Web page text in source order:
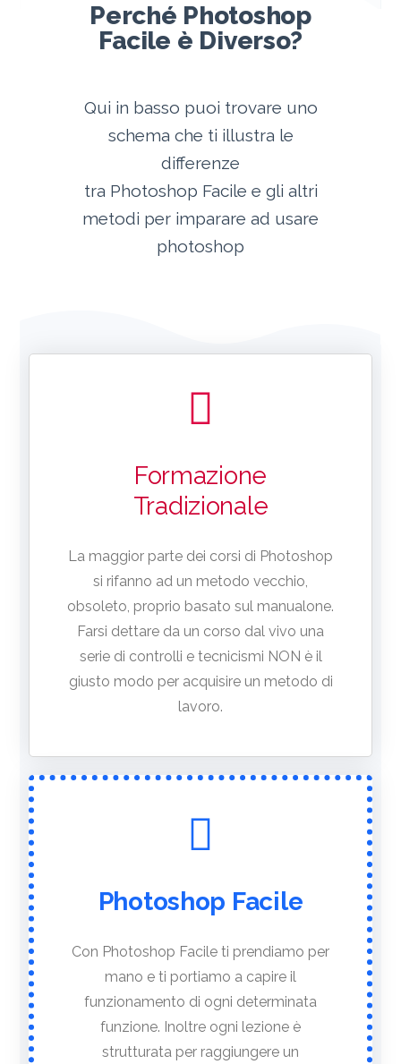
Perché Photoshop
Facile è Diverso?
Qui in basso puoi trovare uno
schema che ti illustra le
differenze
tra Photoshop Facile e gli altri
metodi per imparare ad usare
photoshop
Formazione
Tradizionale
La maggior parte dei corsi di Photoshop
si rifanno ad un metodo vecchio,
obsoleto, proprio basato sul manualone.
Farsi dettare da un corso dal vivo una
serie di controlli e tecnicismi NON è il
giusto modo per acquisire un metodo di
lavoro.
Photoshop Facile
Con Photoshop Facile ti prendiamo per
mano e ti portiamo a capire il
funzionamento di ogni determinata
funzione. Inoltre ogni lezione è
strutturata per raggiungere un